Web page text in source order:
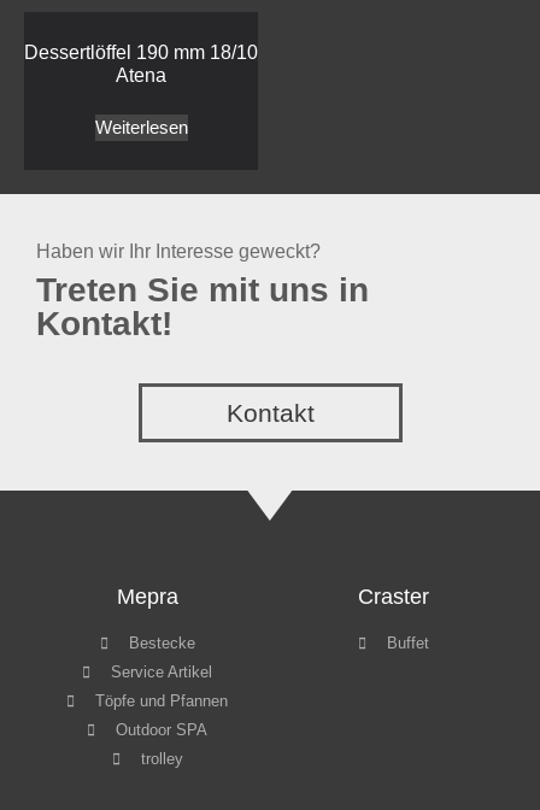
Dessertlöffel 190 mm 18/10
Atena
Weiterlesen
Haben wir Ihr Interesse geweckt?
Treten Sie mit uns in
Kontakt!
Kontakt
Mepra
Bestecke
Service Artikel
Töpfe und Pfannen
Outdoor SPA
trolley
Craster
Buffet